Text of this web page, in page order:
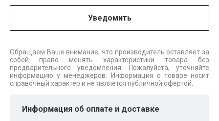
Уведомить
Обращаем Ваше внимание, что производитель оставляет за
собой право менять характеристики товара без
предварительного уведомления. Пожалуйста, уточняйте
информацию у менеджеров. Информация о товаре носит
справочный характер и не является публичной офертой.
Информация об оплате и доставке